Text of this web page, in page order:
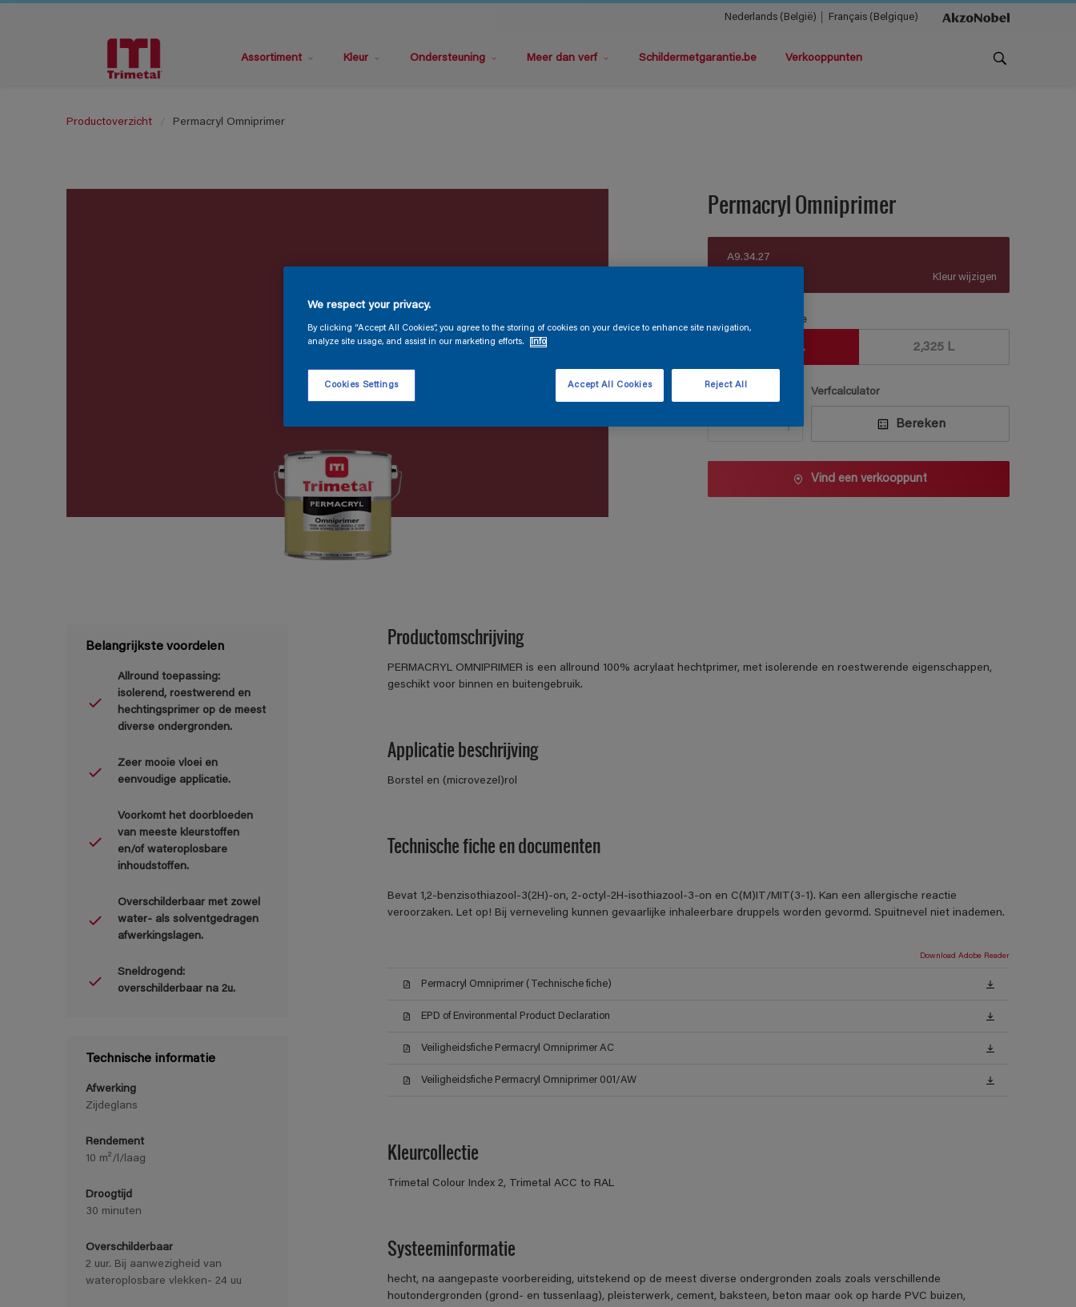
Nederlands (België) Français (Belgique)
Assortiment Kleur Ondersteuning Meer dan verf Schildermetgarantie.be Verkooppunten
Productoverzicht Permacryl Omniprimer
Permacryl Omniprimer
A9.34.27
Kleur wijzigen
Verpakkingsgrootte
930 ML 2,325 L
Aantal Verfcalculator
Bereken
Vind een verkooppunt
Belangrijkste voordelen
Allround toepassing:
isolerend, roestwerend en
hechtingsprimer op de meest
diverse ondergronden.
Zeer mooie vloei en
eenvoudige applicatie.
Voorkomt het doorbloeden
van meeste kleurstoffen
en/of wateroplosbare
inhoudstoffen.
Overschilderbaar met zowel
water- als solventgedragen
afwerkingslagen.
Sneldrogend:
overschilderbaar na 2u.
Technische informatie
Afwerking
Zijdeglans
Rendement
10 m²/l/laag
Droogtijd
30 minuten
Overschilderbaar
2 uur. Bij aanwezigheid van
wateroplosbare vlekken- 24 uu
Productomschrijving
PERMACRYL OMNIPRIMER is een allround 100% acrylaat hechtprimer, met isolerende en roestwerende eigenschappen,
geschikt voor binnen en buitengebruik.
Applicatie beschrijving
Borstel en (microvezel)rol
Technische fiche en documenten
Bevat 1,2-benzisothiazool-3(2H)-on, 2-octyl-2H-isothiazool-3-on en C(M)IT/MIT(3-1). Kan een allergische reactie
veroorzaken. Let op! Bij verneveling kunnen gevaarlijke inhaleerbare druppels worden gevormd. Spuitnevel niet inademen.
Download Adobe Reader
Permacryl Omniprimer (Technische fiche)
EPD of Environmental Product Declaration
Veiligheidsfiche Permacryl Omniprimer AC
Veiligheidsfiche Permacryl Omniprimer 001/AW
Kleurcollectie
Trimetal Colour Index 2, Trimetal ACC to RAL
Systeeminformatie
hecht, na aangepaste voorbereiding, uitstekend op de meest diverse ondergronden zoals zoals verschillende
houtondergronden (grond- en tussenlaag), pleisterwerk, cement, baksteen, beton maar ook op harde PVC buizen,
We respect your privacy.
By clicking “Accept All Cookies”, you agree to the storing of cookies on your device to enhance site navigation,
analyze site usage, and assist in our marketing efforts.
Info
Cookies Settings Reject All
Accept All Cookies